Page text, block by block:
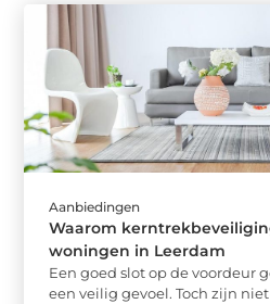
Aanbiedingen
Waarom
woningen in Leerdam
Een goed slot op de voordeur
een veilig gevoel. Toch zijn